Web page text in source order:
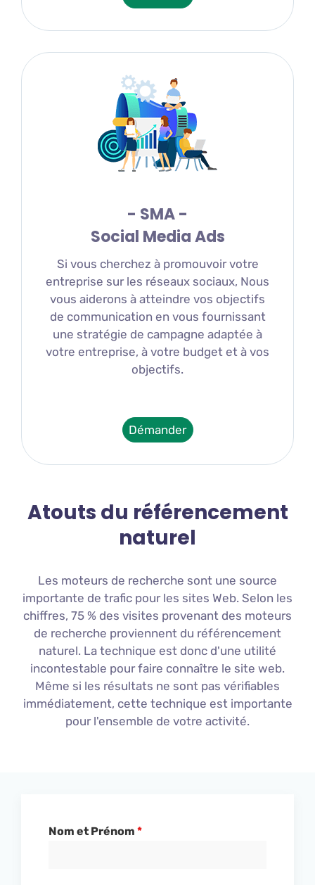
- SMA -
Social Media Ads
Si vous cherchez à promouvoir votre
entreprise sur les réseaux sociaux, Nous
vous aiderons à atteindre vos objectifs
de communication en vous fournissant
une stratégie de campagne adaptée à
votre entreprise, à votre budget et à vos
objectifs.
Démander
Atouts du référencement
naturel
Les moteurs de recherche sont une source
importante de trafic pourles sites Web. Selon les
chiffres, 75 % des visites provenant des moteurs
de recherche proviennent du référencement
naturel. La technique est donc d'une utilité
incontestable pourfaire connaître le site web.
Même si les résultats ne sont pas vérifiables
immédiatement, cette technique est importante
pourl'ensemble de votre activité.
Nom et Prénom *